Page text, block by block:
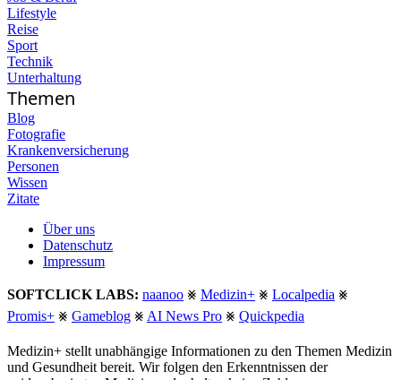
Lifestyle
Reise
Sport
Technik
Unterhaltung
Themen
Blog
Fotografie
Krankenversicherung
Personen
Wissen
Zitate
Über uns
Datenschutz
Impressum
SOFTCLICK LABS: naanoo ⨳ Medizin+ ⨳ Localpedia ⨳
Promis+ ⨳ Gameblog ⨳ AI News Pro ⨳ Quickpedia
Medizin+ stellt unabhängige Informationen zu den Themen Medizin
und Gesundheit bereit. Wir folgen den Erkenntnissen der